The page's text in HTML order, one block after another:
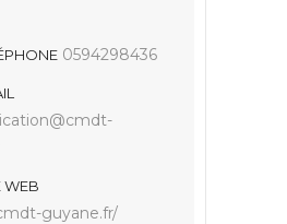
0594298436
WEB
guyane.fr/